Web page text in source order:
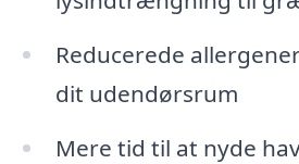
Reducerede
dit udendørsrum
Mere tid til at nyde